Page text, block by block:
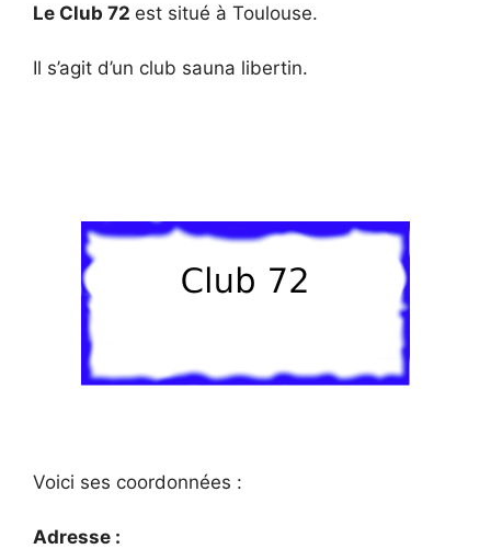
Le Club 72 est situé à Toulouse.
Il s’agit d’un club sauna libertin.
Voici ses coordonnées :
Adresse :